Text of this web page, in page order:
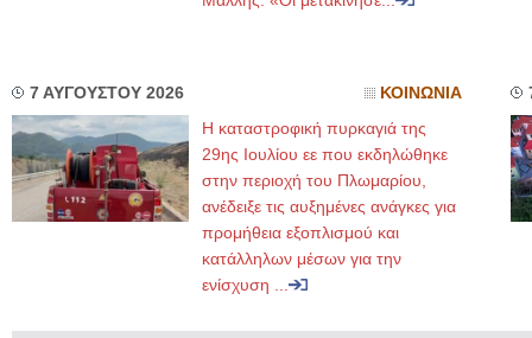
7 ΑΥΓΟΥΣΤΟΥ 2026 ΚΟΙΝΩΝΙΑ
Η καταστροφική πυρκαγιά της
29ης Ιουλίου εε που εκδηλώθηκε
στην περιοχή του Πλωμαρίου,
ανέδειξε τις αυξημένες ανάγκες για
προμήθεια εξοπλισμού και
κατάλληλων μέσων για την
ενίσχυση ...